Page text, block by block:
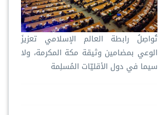
تُواصِلُ ⁧‫رابطة العالم الإسلامي‬⁩ تعزيزَ
الوعي بمضامين وثيقة مكة المكرمة، ولا
سيما في دول الأقليّات المُسلِمة